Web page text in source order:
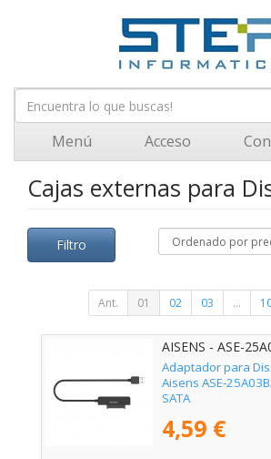
Menú Acceso
Cajas externas para
Filtro
Ant. 01 02 03 ...
AISENS - ASE-
Adaptador para
Aisens ASE-
SATA
4,59 €